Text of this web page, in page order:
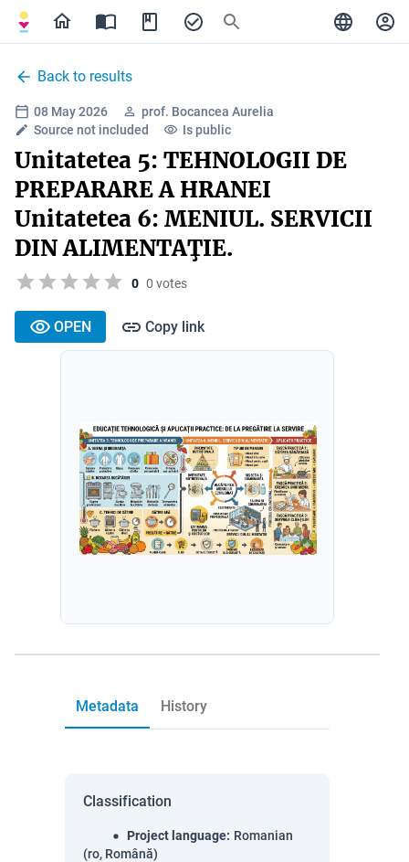
Back to results
08 May 2026
prof. Bocancea Aurelia
Source not included
Is public
Unitatetea 5: TEHNOLOGII DE
PREPARARE A HRANEI
Unitatetea 6: MENIUL. SERVICII
DIN ALIMENTAŢIE.
0 0 votes
OPEN Copy link
Metadata History
Classification
Project language: Romanian
(ro, Română)